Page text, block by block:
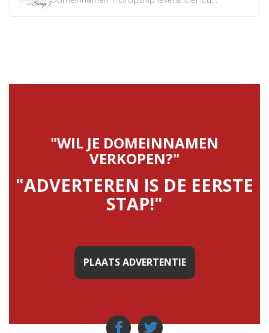
"WIL JE DOMEINNAMEN
VERKOPEN?"
"ADVERTEREN IS DE EERSTE
STAP!"
PLAATS ADVERTENTIE